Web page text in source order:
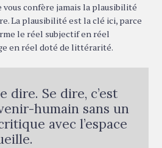
confère jamais la plausibilité
La plausibilité est la clé ici, parce
le réel subjectif en réel
en réel doté de littérarité.
dire. Se dire, c’est
humain sans un
avec l’espace